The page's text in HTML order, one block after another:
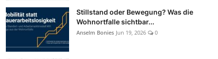
Stillstand oder Bewegung? Was die
Wohnortfalle sichtbar...
Anselm Bonies Jun 19, 2026 0